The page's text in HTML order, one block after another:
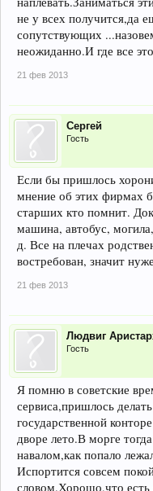
не у всех получится,да
сопутствующих
неожиданно.И где все
21 фев 2013
Сергей
Гость
Если бы пришлось
мнение об этих фирмах
старших кто помнит.
машина, автобус,
д. Все на плечах
востребован, значит
21 фев 2013
Людвиг
Гость
Я помню в советские
сервиса,пришлось
государственной
дворе лето.В морге
навалом,как попало
Испортится совсем
словом.Хорошо,что есть